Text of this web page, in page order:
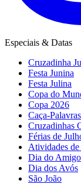
Especiais & Datas
Cruzadinha
Festa Junina
Festa Julina
Copa do
Copa 2026
Caça-
Cruzadinhas
Férias de
Atividades de
Dia do Amigo
Dia dos Avós
São João